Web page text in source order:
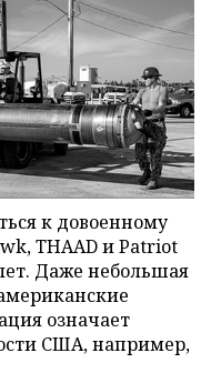
к довоенному
THAAD и Patriot
Даже небольшая
означает
США, например,